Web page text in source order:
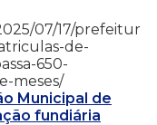
07/17/prefeitur
de-
650-
meses/
Municipal de
fundiária